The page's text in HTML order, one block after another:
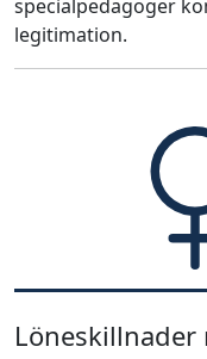
specialpedagoger
legitimation.